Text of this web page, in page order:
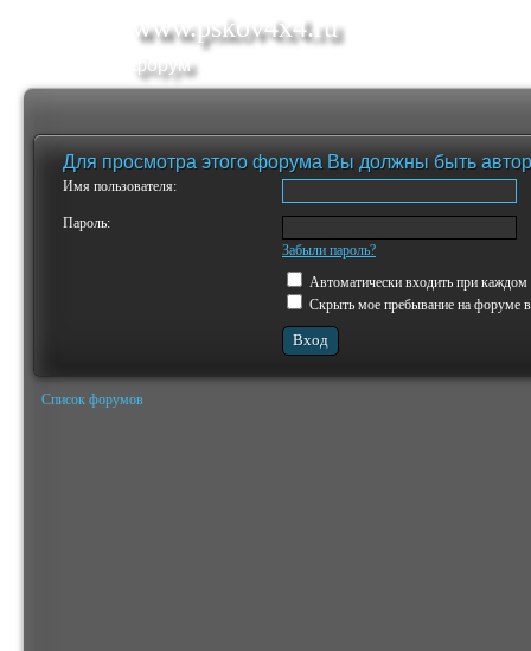
www.pskov4x4.ru
форум
Для просмотра этого форума Вы должны быть
Имя пользователя:
Пароль:
Забыли пароль?
Автоматически входить при каждом
Скрыть мое пребывание на форуме в
Список форумов